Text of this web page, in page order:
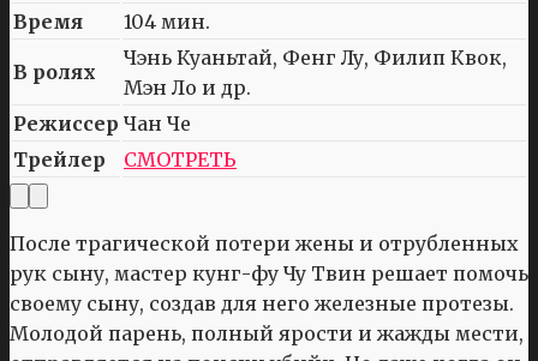
Время
104 мин.
В ролях
Чэнь Куаньтай, Фенг Лу, Филип Квок,
Мэн Ло и др.
Режиссер Чан Че
Трейлер
СМОТРЕТЬ
После трагической потери жены и отрубленных
рук сыну, мастер кунг-фу Чу Твин решает помочь
своему сыну, создав для него железные протезы.
Молодой парень, полный ярости и жажды мести,